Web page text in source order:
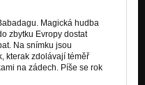
Magická hudba
zbytku Evropy dostat
Na snímku jsou
kterak zdolávají téměř
na zádech. Píše se rok